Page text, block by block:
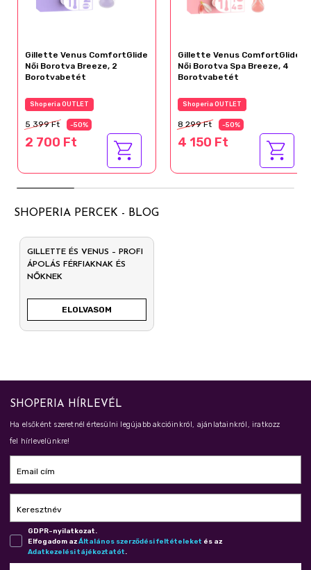
Gillette Venus ComfortGlide
Női Borotva Breeze, 2
Borotvabetét
Shoperia OUTLET
5 399 Ft -50%
2 700 Ft
Gillette Venus ComfortGlide
Női Borotva Spa Breeze, 4
Borotvabetét
Shoperia OUTLET
8 299 Ft -50%
4 150 Ft
SHOPERIA PERCEK - BLOG
GILLETTE ÉS VENUS – PROFI
ÁPOLÁS FÉRFIAKNAK ÉS
NŐKNEK
ELOLVASOM
SHOPERIA HÍRLEVÉL
Ha elsőként szeretnél értesülni legújabb akcióinkról, ajánlatainkról, iratkozz
fel hírlevelünkre!
Email cím
Keresztnév
GDPR-nyilatkozat.
Elfogadom azÁl­ta­lá­nos szer­ző­dé­si fel­té­te­le­ket és az
Adat­ke­ze­lé­si tá­jé­koz­ta­tót.